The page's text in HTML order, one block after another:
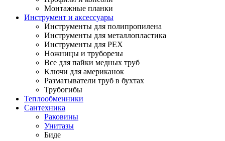
Монтажные планки
Инструмент и аксессуары
Инструменты для полипропилена
Инструменты для металлопластика
Инструменты для PEX
Ножницы и труборезы
Все для пайки медных труб
Ключи для американок
Разматыватели труб в бухтах
Трубогибы
Теплообменники
Сантехника
Раковины
Унитазы
Биде